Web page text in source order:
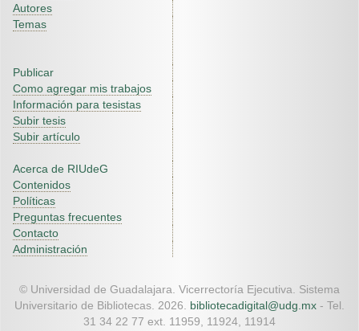
Autores
Temas
Publicar
Como agregar mis trabajos
Información para tesistas
Subir tesis
Subir artículo
Acerca de RIUdeG
Contenidos
Políticas
Preguntas frecuentes
Contacto
Administración
© Universidad de Guadalajara. Vicerrectoría Ejecutiva. Sistema
Universitario de Bibliotecas. 2026. bibliotecadigital@udg.mx - Tel.
31 34 22 77 ext. 11959, 11924, 11914